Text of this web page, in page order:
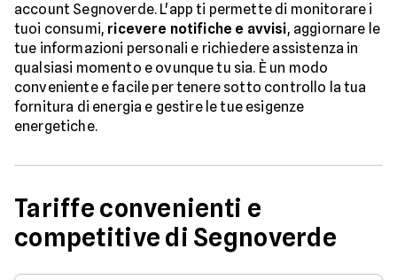
account Segnoverde. L'app ti permette di monitorare i
tuoi consumi, ricevere notifiche e avvisi, aggiornare le
tue informazioni personali e richiedere assistenza in
qualsiasi momento e ovunque tu sia. È un modo
conveniente e facile per tenere sotto controllo la tua
fornitura di energia e gestire le tue esigenze
energetiche.
Tariffe convenienti e
competitive di Segnoverde